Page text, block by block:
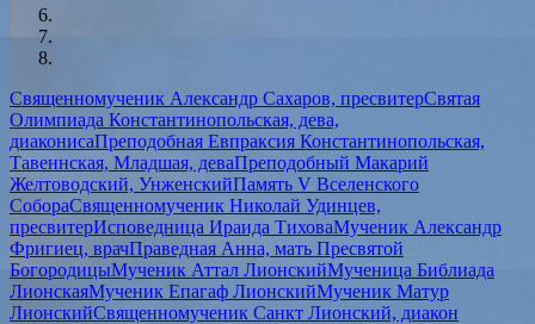
Священномученик Александр Сахаров, пресвитерСвятая
Олимпиада Константинопольская, дева,
диаконисаПреподобная Евпраксия Константинопольская,
Тавеннская, Младшая, деваПреподобный Макарий
Желтоводский, УнженскийПамять V Вселенского
СобораСвященномученик Николай Удинцев,
пресвитерИсповедница Ираида ТиховаМученик Александр
Фригиец, врачПраведная Анна, мать Пресвятой
БогородицыМученик Аттал ЛионскийМученица Библиада
ЛионскаяМученик Епагаф ЛионскийМученик Матур
ЛионскийСвященномученик Санкт Лионский, диакон